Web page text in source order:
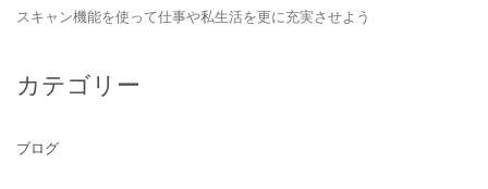
スキャン機能を使って仕事や私生活を更に充実させよう
カテゴリー
ブログ